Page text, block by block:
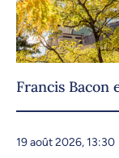
Francis Bacon
19 août 2026, 13:30